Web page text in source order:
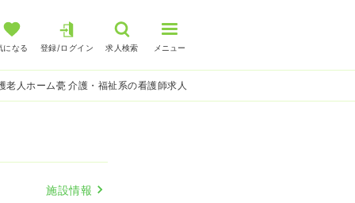
になる 登録/ログイン 求人検索 メニュー
老人ホーム甍 介護・福祉系の看護師求人
施設情報